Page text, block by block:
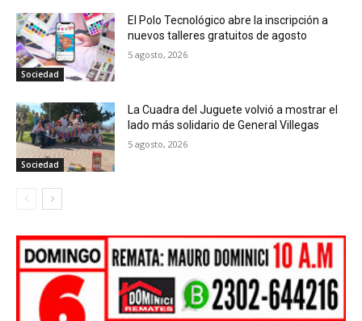
Sociedad
El Polo Tecnológico abre la inscripción a
nuevos talleres gratuitos de agosto
5 agosto, 2026
Sociedad
La Cuadra del Juguete volvió a mostrar el
lado más solidario de General Villegas
5 agosto, 2026